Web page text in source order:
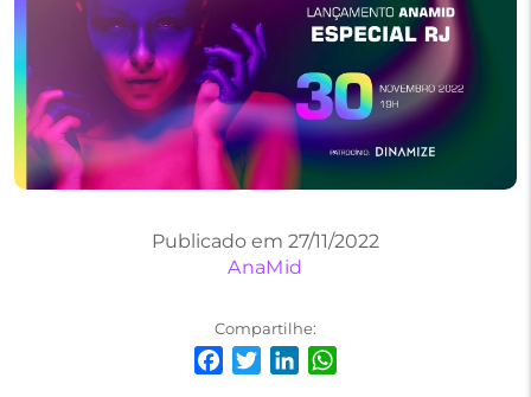
Publicado em 27/11/2022
AnaMid
Compartilhe: